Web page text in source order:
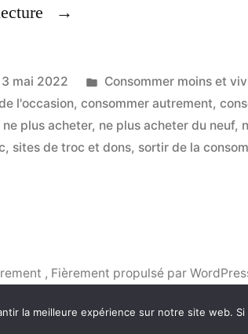
« Ne
Acheter
De
Neuf »
3 mai 2022
Publié
dans
Consommer moins et
l'occasion,consommer autrement,
ne plus acheter, ne plus acheter du neuf,
, sites de troc et dons, sortir de la
, Fièrement propulsé par
la meilleure expérience sur notre site web.